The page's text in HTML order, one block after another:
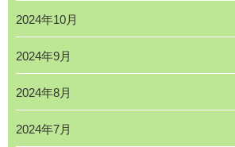
2024年10月
2024年9月
2024年8月
2024年7月